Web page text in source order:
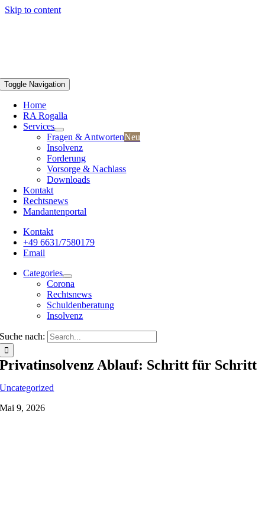
Skip to content
Toggle Navigation
Home
RA Rogalla
Services
Fragen & AntwortenNeu
Insolvenz
Forderung
Vorsorge & Nachlass
Downloads
Kontakt
Rechtsnews
Mandantenportal
Kontakt
+49 6631/7580179
Email
Categories
Corona
Rechtsnews
Schuldenberatung
Insolvenz
Suche nach:
Privatinsolvenz Ablauf: Schritt für Schritt
Uncategorized
Mai 9, 2026